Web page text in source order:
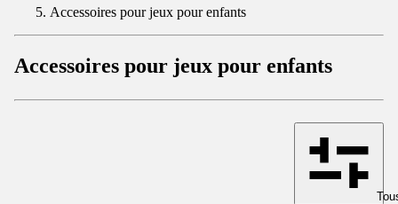
Accessoires pour jeux pour enfants
Accessoires pour jeux pour enfants